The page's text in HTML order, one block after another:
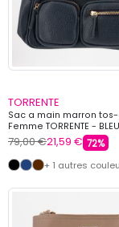
TORRENTE
Sac a main marron
Femme TORRENTE -
79,00 €21,59 € 72%
+ 1 autres